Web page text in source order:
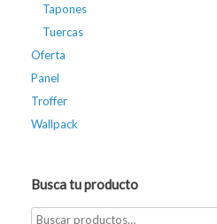
Tapones
Tuercas
Oferta
Panel
Troffer
Wallpack
Busca tu producto